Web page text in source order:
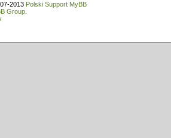
2013 Polski Support MyBB
Group